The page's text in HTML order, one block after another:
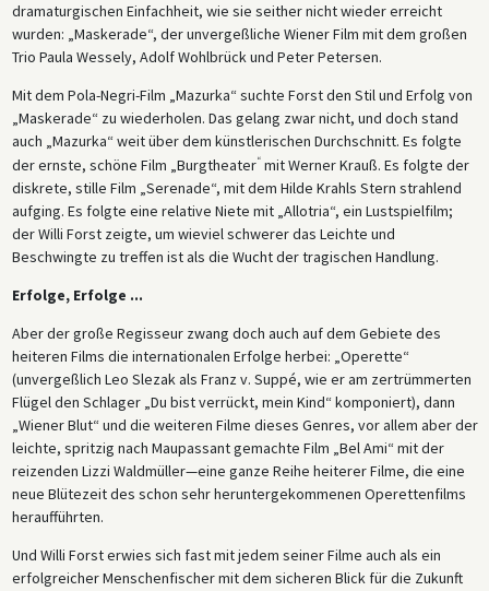
dramaturgischen Einfachheit, wie sie seither nicht wieder erreicht
wurden: „Maskerade“, der unvergeßliche Wiener Film mit dem großen
Trio Paula Wessely, Adolf Wohlbrück und Peter Petersen.
Mit dem Pola-Negri-Film „Mazurka“ suchte Forst den Stil und Erfolg von
„Maskerade“ zu wiederholen. Das gelang zwar nicht, und doch stand
auch „Mazurka“ weit über dem künstlerischen Durchschnitt. Es folgte
der ernste, schöne Film „Burgtheater“mit Werner Krauß. Es folgte der
diskrete, stille Film „Serenade“, mit dem Hilde Krahls Stern strahlend
aufging. Es folgte eine relative Niete mit „Allotria“, ein Lustspielfilm;
der Willi Forst zeigte, um wieviel schwerer das Leichte und
Beschwingte zu treffen ist als die Wucht der tragischen Handlung.
Erfolge, Erfolge ...
Aber der große Regisseur zwang doch auch auf dem Gebiete des
heiteren Films die internationalen Erfolge herbei: „Operette“
(unvergeßlich Leo Slezak als Franz v. Suppé, wie er am zertrümmerten
Flügel den Schlager „Du bist verrückt, mein Kind“ komponiert), dann
„Wiener Blut“ und die weiteren Filme dieses Genres, vor allem aber der
leichte, spritzig nach Maupassant gemachte Film „Bel Ami“ mit der
reizenden Lizzi Waldmüller—eine ganze Reihe heiterer Filme, die eine
neue Blütezeit des schon sehr heruntergekommenen Operettenfilms
heraufführten.
Und Willi Forst erwies sich fast mit jedem seiner Filme auch als ein
erfolgreicher Menschenfischer mit dem sicheren Blick für die Zukunft